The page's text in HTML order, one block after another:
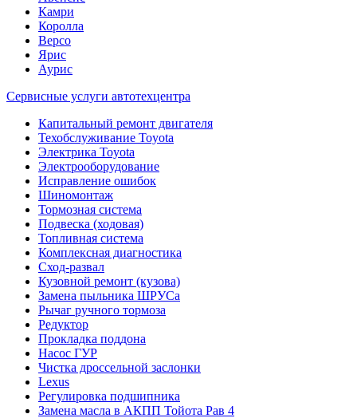
Камри
Королла
Версо
Ярис
Аурис
Сервисные услуги автотехцентра
Капитальный ремонт двигателя
Техобслуживание Toyota
Электрика Toyota
Электрооборудование
Исправление ошибок
Шиномонтаж
Тормозная система
Подвеска (ходовая)
Топливная система
Комплексная диагностика
Сход-развал
Кузовной ремонт (кузова)
Замена пыльника ШРУСа
Рычаг ручного тормоза
Редуктор
Прокладка поддона
Насос ГУР
Чистка дроссельной заслонки
Lexus
Регулировка подшипника
Замена масла в АКПП Тойота Рав 4